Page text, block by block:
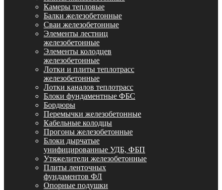
Камеры тепловые
Балки железобетонные
Сваи железобетонные
Элементы лестниц
железобетонные
Элементы колодцев
железобетонные
Лотки и плиты теплотрасс
железобетонные
Лотки каналов теплотрасс
Блоки фундаментные ФБС
Бордюры
Перемычки железобетонные
Кабельные колодцы
Прогоны железобетонные
Блоки дырчатые
унифицированные УДБ, ФБП
Утяжелители железобетонные
Плиты ленточных
фундаментов ФЛ
Опорные подушки